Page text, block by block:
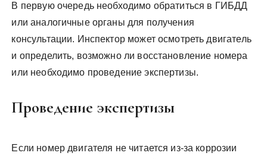
В первую очередь необходимо обратиться в ГИБДД
или аналогичные органы для получения
консультации. Инспектор может осмотреть двигатель
и определить, возможно ли восстановление номера
или необходимо проведение экспертизы.
Проведение экспертизы
Если номер двигателя не читается из-за коррозии